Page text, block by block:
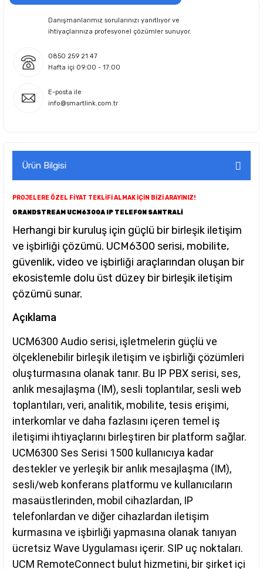
Danışmanlarımız sorularınızı yanıtlıyor ve
ihtiyaçlarınıza profesyonel çözümler sunuyor.
0850 259 21 47
Hafta içi 09:00 - 17:00
E-posta ile
info@smartlink.com.tr
Ürün Bilgisi
PROJELERE ÖZEL FİYAT TEKLİFİ ALMAK İÇİN BİZİ ARAYINIZ!
GRANDSTREAM UCM6300A IP TELEFON SANTRALİ
Herhangi bir kuruluş için güçlü bir birleşik iletişim
ve işbirliği çözümü. UCM6300 serisi, mobilite,
güvenlik, video ve işbirliği araçlarından oluşan bir
ekosistemle dolu üst düzey bir birleşik iletişim
çözümü sunar.
Açıklama
UCM6300 Audio serisi, işletmelerin güçlü ve
ölçeklenebilir birleşik iletişim ve işbirliği çözümleri
oluşturmasına olanak tanır. Bu IP PBX serisi, ses,
anlık mesajlaşma (IM), sesli toplantılar, sesli web
toplantıları, veri, analitik, mobilite, tesis erişimi,
interkomlar ve daha fazlasını içeren temel iş
iletişimi ihtiyaçlarını birleştiren bir platform sağlar.
UCM6300 Ses Serisi 1500 kullanıcıya kadar
destekler ve yerleşik bir anlık mesajlaşma (IM),
sesli/web konferans platformu ve kullanıcıların
masaüstlerinden, mobil cihazlardan, IP
telefonlardan ve diğer cihazlardan iletişim
kurmasına ve işbirliği yapmasına olanak tanıyan
ücretsiz Wave Uygulaması içerir. SIP uç noktaları.
UCM RemoteConnect bulut hizmetini, bir şirket içi